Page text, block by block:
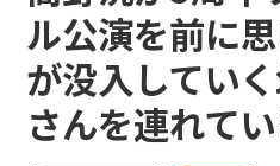
ル公演を前に
が没入してい
さんを連れてい